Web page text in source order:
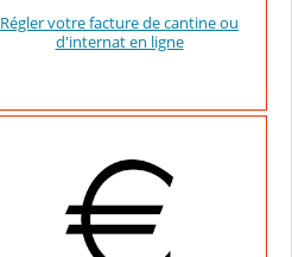
Régler votre facture de cantine ou
d'internat en ligne